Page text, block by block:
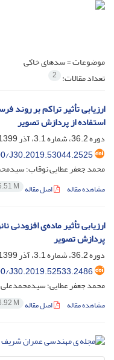
موضوعات =سدهای خاکی
تعداد مقالات: 2
ارزیابی تأثیر تراکم بر روند
استفاده از پردازش تصویر
دوره 36.2، شماره 3.1، آذر 1399، صفحه
J30.2019.53044.2525
محمد جعفر عطایی نوقاب؛
مشاهده مقاله اصل مقاله M
ارزیابی تأثیر ماده‌ی
پردازش تصویر
دوره 36.2، شماره 3.1، آذر 1399، صفحه
J30.2019.52533.2486
محمد جعفر عطایی؛
مشاهده مقاله اصل مقاله M